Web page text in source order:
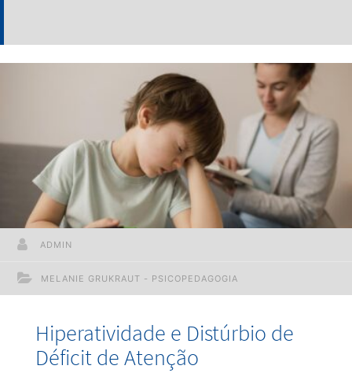
MELANIE GRUKRAUT - PSICOPEDAGOGIA
ADMIN
Hiperatividade e Distúrbio de
Déficit de Atenção